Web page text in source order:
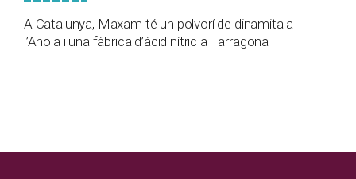
A Catalunya, Maxam té un polvorí de dinamita a
l’Anoia i una fàbrica d’àcid nítric a Tarragona